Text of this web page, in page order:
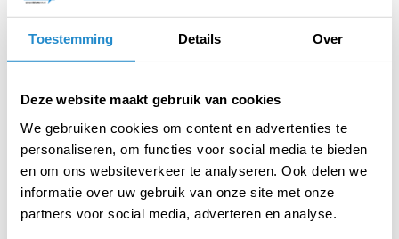
Toestemming Details Over
Deze website maakt gebruik van cookies
We gebruiken cookies om content en advertenties te
personaliseren, om functies voor social media te bieden
en om ons websiteverkeer te analyseren. Ook delen we
informatie over uw gebruik van onze site met onze
partners voor social media, adverteren en analyse.
STELLING
Iedere scholier moet
geld ontvangen voor
het kopen van
schoolspullen